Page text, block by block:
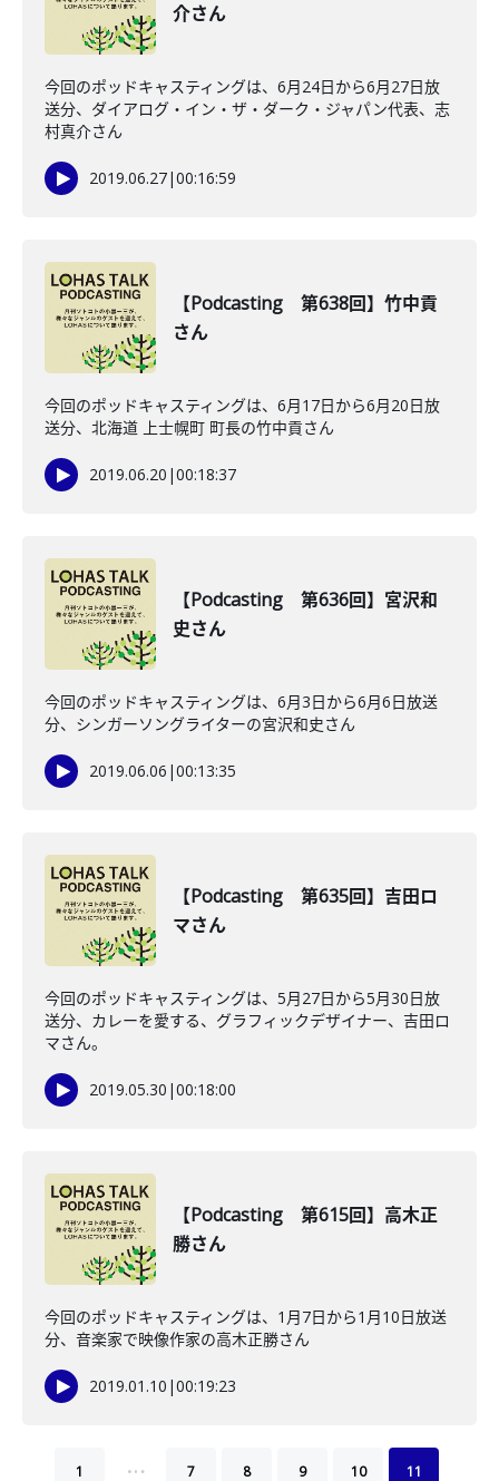
介さん
今回のポッドキャスティングは、6月24日から6月27日放
送分、ダイアログ・イン・ザ・ダーク・ジャパン代表、志
村真介さん
2019.06.27|00:16:59
【Podcasting 第638回】竹中貢
さん
今回のポッドキャスティングは、6月17日から6月20日放
送分、北海道 上士幌町 町長の竹中貢さん
2019.06.20 |00:18:37
【Podcasting 第636回】宮沢和
史さん
今回のポッドキャスティングは、6月3日から6月6日放送
分、シンガーソングライターの宮沢和史さん
2019.06.06 |00:13:35
【Podcasting 第635回】吉田ロ
マさん
今回のポッドキャスティングは、5月27日から5月30日放
送分、カレーを愛する、グラフィックデザイナー、吉田ロ
マさん。
2019.05.30 |00:18:00
【Podcasting 第615回】高木正
勝さん
今回のポッドキャスティングは、1月7日から1月10日放送
分、音楽家で映像作家の高木正勝さん
2019.01.10 |00:19:23
1 … 7 8 9 10 11